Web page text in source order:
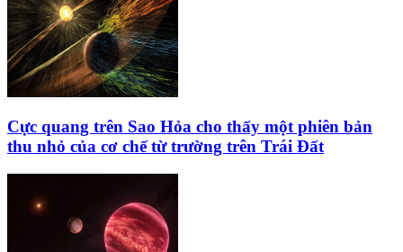
Cực quang trên Sao Hỏa cho thấy một phiên bản
thu nhỏ của cơ chế từ trường trên Trái Đất